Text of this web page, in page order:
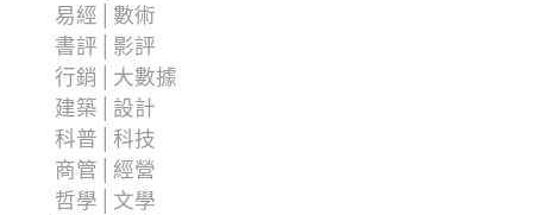
易經│數術
書評│影評
行銷│大數據
建築│設計
科普│科技
商管│經營
哲學│文學